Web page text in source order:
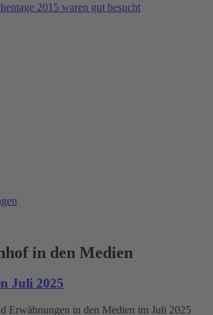
2015 waren gut besucht
in den Medien
Juli 2025
Erwähnungen in den Medien im Juli 2025